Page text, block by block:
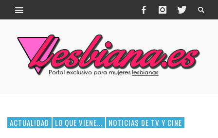
ACTUALIDAD LO QUE VIENE... NOTICIAS DE TV Y CINE